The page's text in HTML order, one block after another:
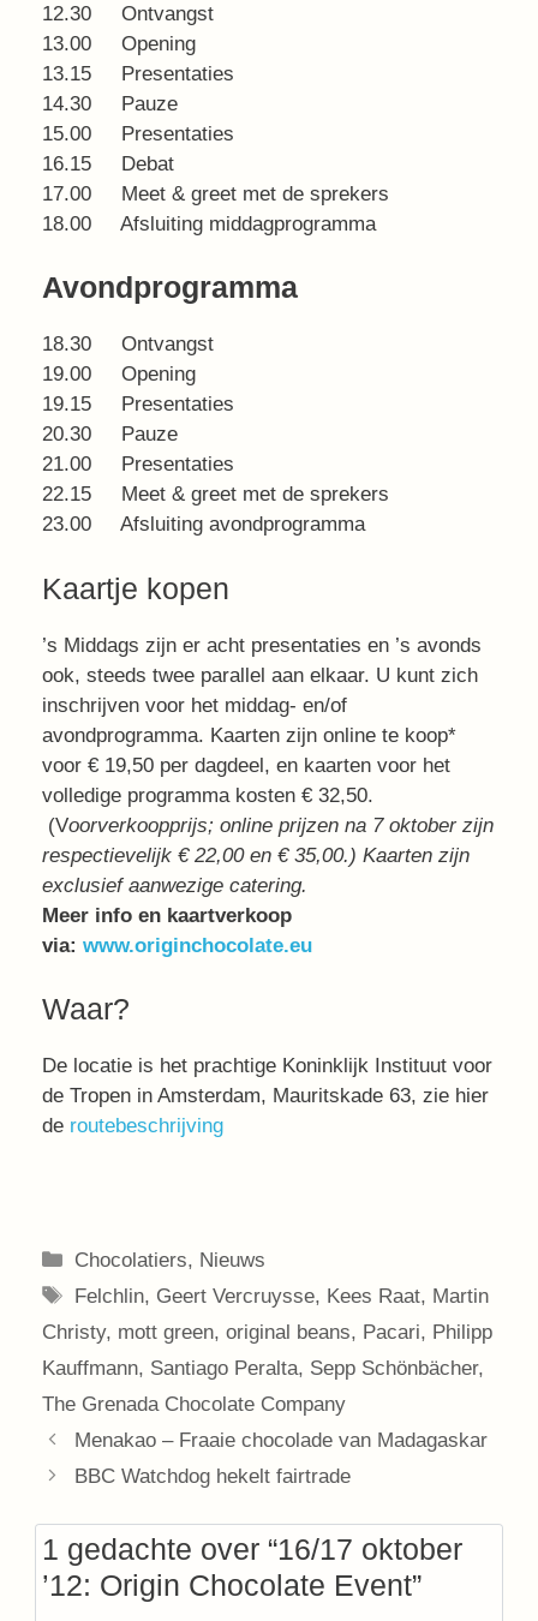
12.30 Ontvangst
13.00 Opening
13.15 Presentaties
14.30 Pauze
15.00 Presentaties
16.15 Debat
17.00 Meet & greet met de sprekers
18.00 Afsluiting middagprogramma
Avondprogramma
18.30 Ontvangst
19.00 Opening
19.15 Presentaties
20.30 Pauze
21.00 Presentaties
22.15 Meet & greet met de sprekers
23.00 Afsluiting avondprogramma
Kaartje kopen
’s Middags zijn er acht presentaties en ’s avonds
ook, steeds twee parallel aan elkaar. U kunt zich
inschrijven voor het middag- en/of
avondprogramma. Kaarten zijn online te koop*
voor € 19,50 per dagdeel, en kaarten voor het
volledige programma kosten € 32,50.
(Voorverkoopprijs; online prijzen na 7 oktober zijn
respectievelijk € 22,00 en € 35,00.) Kaarten zijn
exclusief aanwezige catering.
Meer info en kaartverkoop
via: www.originchocolate.eu
Waar?
De locatie is het prachtige Koninklijk Instituut voor
de Tropen in Amsterdam, Mauritskade 63, zie hier
de routebeschrijving
Categorieën
Chocolatiers, Nieuws
Tags
Felchlin, Geert Vercruysse, Kees Raat, Martin
Christy, mott green, original beans, Pacari, Philipp
Kauffmann, Santiago Peralta, Sepp Schönbächer,
The Grenada Chocolate Company
Menakao – Fraaie chocolade van Madagaskar
BBC Watchdog hekelt fairtrade
1 gedachte over “16/17 oktober
’12: Origin Chocolate Event”